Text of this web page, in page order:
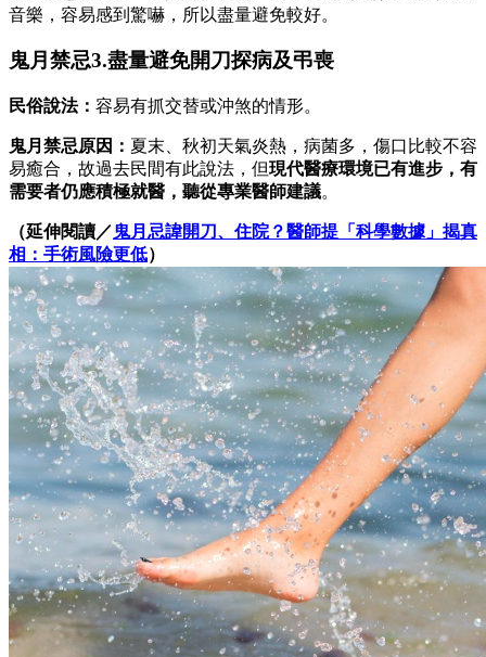
音樂，容易感到驚嚇，所以盡量避免較好。
鬼月禁忌3.盡量避免開刀探病及弔喪
民俗說法： 容易有抓交替或沖煞的情形。
鬼月禁忌原因： 夏末、秋初天氣炎熱，病菌多，傷口比較不容
易癒合，故過去民間有此說法，但現代醫療環境已有進步，有
需要者仍應積極就醫，聽從專業醫師建議。
（延伸閱讀／鬼月忌諱開刀、住院？醫師提「科學數據」揭真
相：手術風險更低）